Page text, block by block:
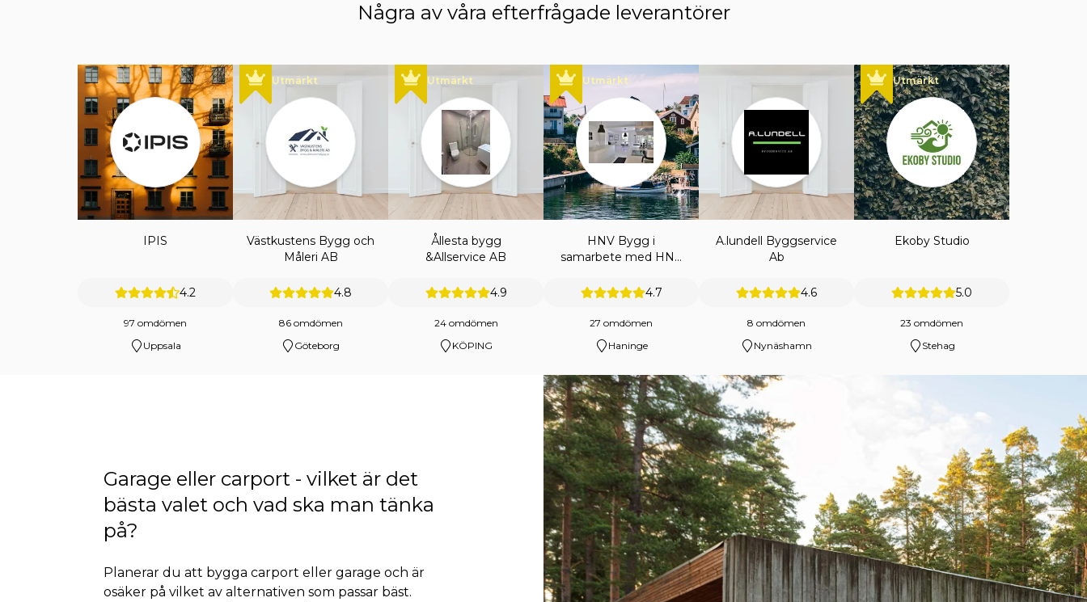
Några av våra efterfrågade leverantörer
IPIS
4.2
97 omdömen
Uppsala
Utmärkt
Västkustens Bygg och
Måleri AB
4.8
86 omdömen
Göteborg
Utmärkt
Ållesta bygg
&Allservice AB
4.9
24 omdömen
KÖPING
Utmärkt
HNV Bygg i
samarbete med HNV
4.7
27 omdömen
Haninge
A.lundell Byggservice
Ab
4.6
8 omdömen
Nynäshamn
Utmärkt
Ekoby Studio
5.0
23 omdömen
Stehag
Garage eller carport - vilket är det
bästa valet och vad ska man tänka
på?
Planerar du att bygga carport eller garage och är
osäker på vilket av alternativen som passar bäst.